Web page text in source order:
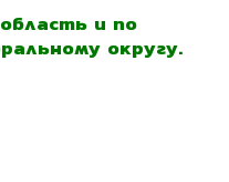
и по
округу.